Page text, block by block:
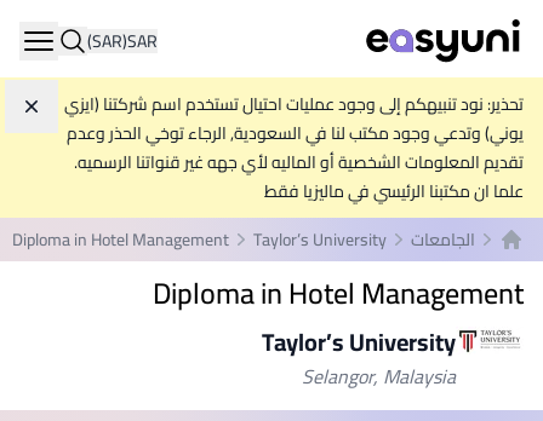
SAR
(SAR)
تحذير: نود تنبيهكم إلى وجود عمليات احتيال تستخدم اسم شركتنا (ايزي
يوني) وتدعي وجود مكتب لنا في السعودية, الرجاء توخي الحذر وعدم
تقديم المعلومات الشخصية أو الماليه لأي جهه غير قنواتنا الرسميه.
علما ان مكتبنا الرئيسي في ماليزيا فقط
الصفحة الرئيسية
الجامعات Taylor’s University
Diploma in Hotel Management
Diploma in Hotel Management
Taylor’s University
Selangor, Malaysia